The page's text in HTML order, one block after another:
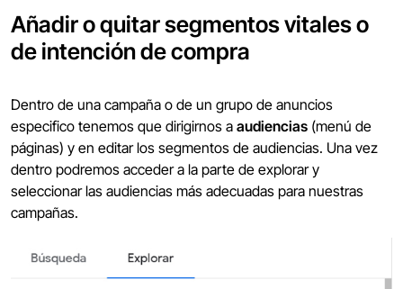
Añadir o quitar segmentos vitales o
de intención de compra
Dentro de una campaña o de un grupo de anuncios
especifico tenemos que dirigirnos a audiencias (menú de
páginas) y en editar los segmentos de audiencias. Una vez
dentro podremos acceder a la parte de explorar y
seleccionar las audiencias más adecuadas para nuestras
campañas.